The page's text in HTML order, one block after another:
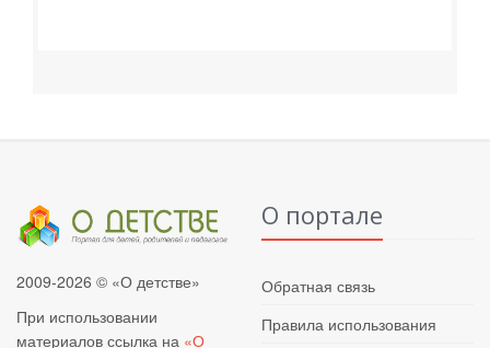
2009-2026 © «О детстве»
При использовании
материалов ссылка на «О
О портале
Обратная связь
Правила использования